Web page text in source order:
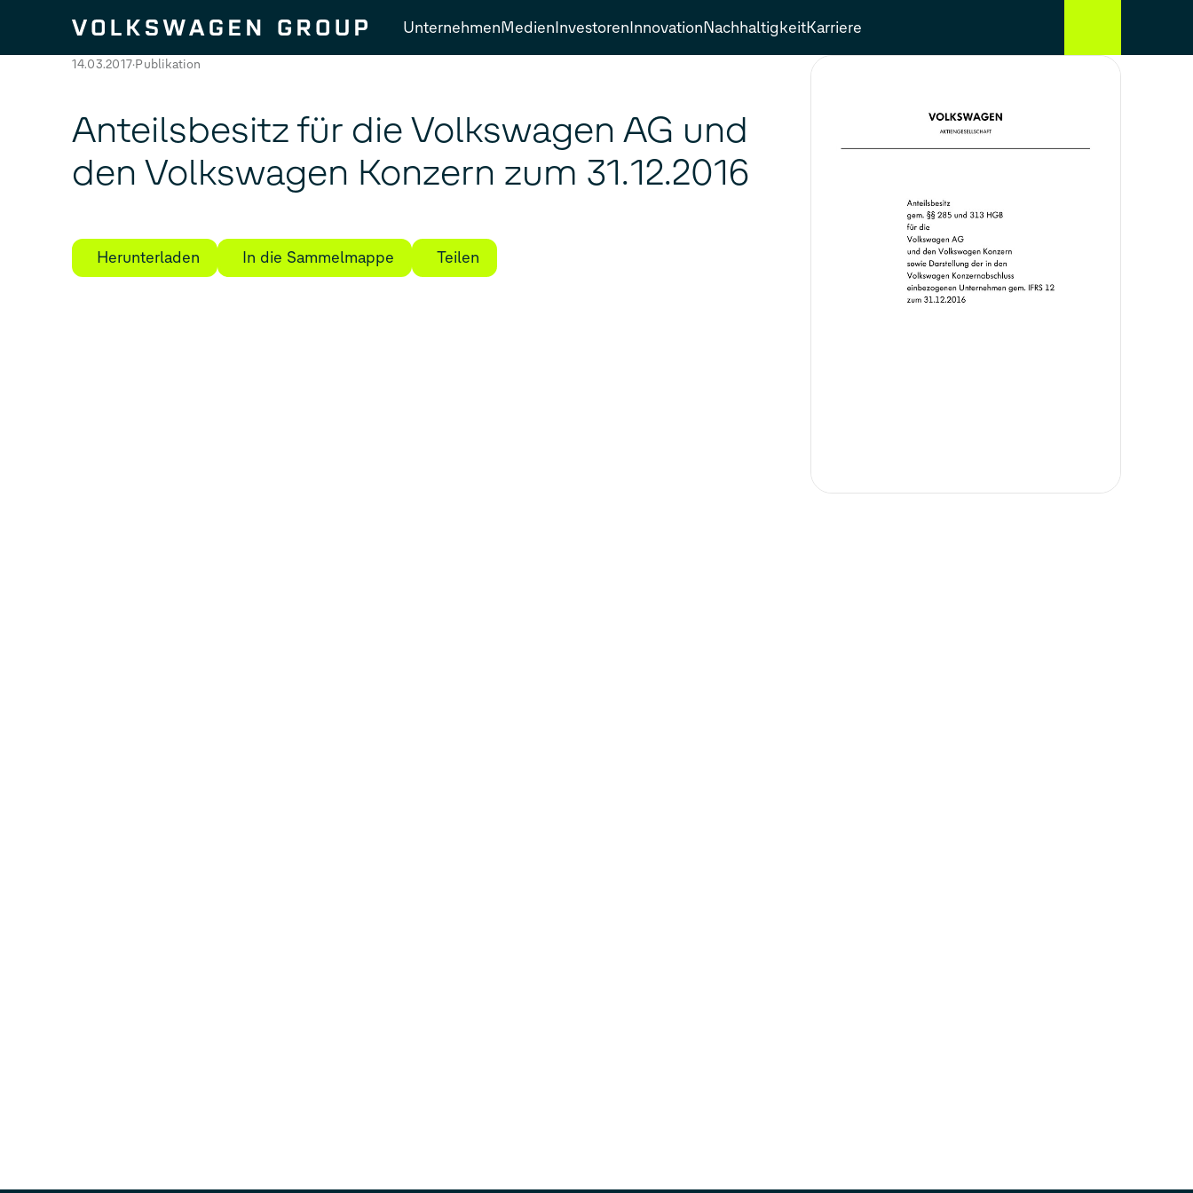
UnternehmenMedienInvestorenInnovationNachhaltigkeitKarriere
14.03.2017 Publikation
Anteilsbesitz für die Volkswagen AG und
den Volkswagen Konzern zum 31.12.2016
Herunterladen In die Sammelmappe Teilen